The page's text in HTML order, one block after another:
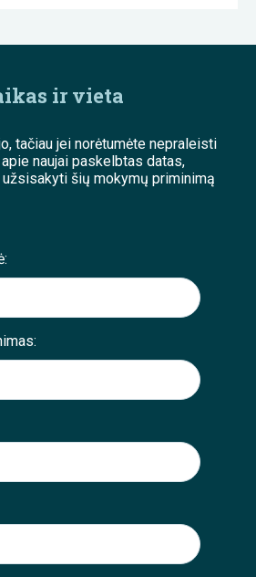
ir vieta
tačiau jei norėtumėte nepraleisti
naujai paskelbtas datas,
šių mokymų priminimą